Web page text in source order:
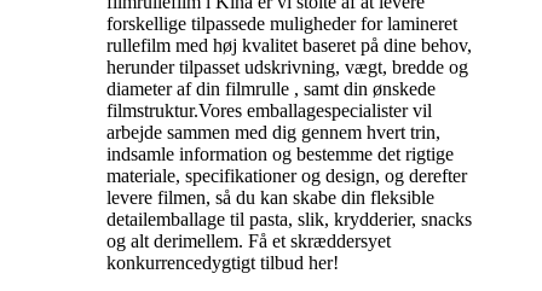
forskellige tilpassede muligheder for lamineret
rullefilm med høj kvalitet baseret på dine behov,
herunder tilpasset udskrivning, vægt, bredde og
diameter af din filmrulle , samt din ønskede
filmstruktur.Vores emballagespecialister vil
arbejde sammen med dig gennem hvert trin,
indsamle information og bestemme det rigtige
materiale, specifikationer og design, og derefter
levere filmen, så du kan skabe din fleksible
detailemballage til pasta, slik, krydderier, snacks
og alt derimellem. Få et skræddersyet
konkurrencedygtigt tilbud her!